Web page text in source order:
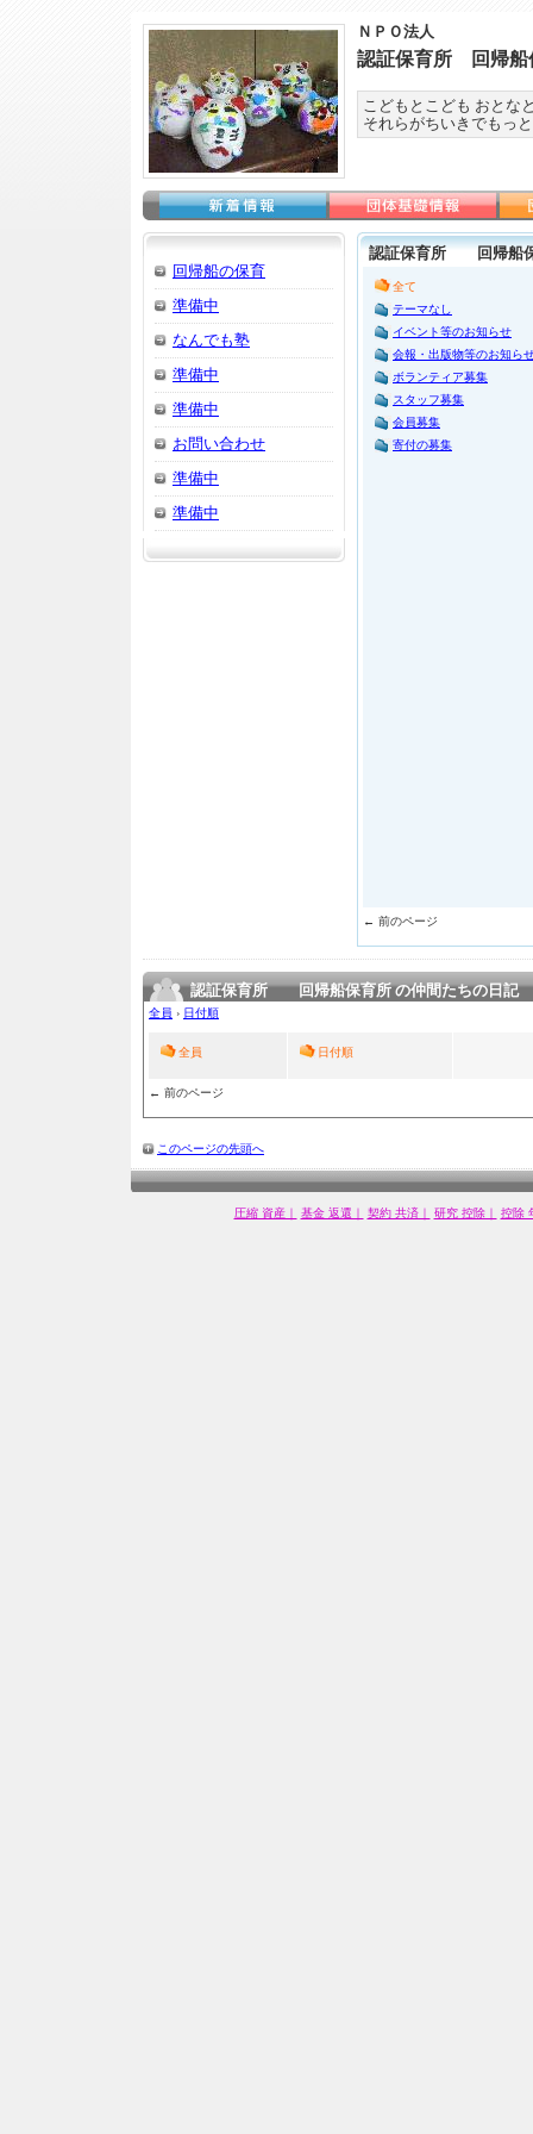
ＮＰＯ法人
認証保育所 回帰船
こどもとこども おとな
それらがちいきでもっ
回帰船の保育
準備中
なんでも塾
準備中
準備中
お問い合わせ
準備中
準備中
認証保育所 回帰船保
全て
テーマなし
イベント等のお知らせ
会報・出版物等のお知ら
ボランティア募集
スタッフ募集
会員募集
寄付の募集
← 前のページ
認証保育所 回帰船保育所 の仲間たちの日記
全員 › 日付順
全員 日付順
← 前のページ
このページの先頭へ
圧縮 資産｜ 基金 返還｜ 契約 共済｜ 研究 控除｜ 控除